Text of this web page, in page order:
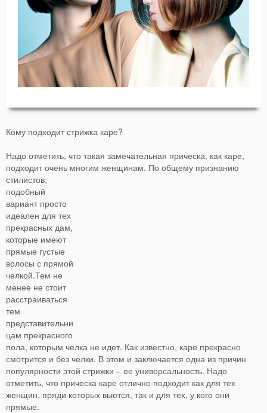
Кому подходит стрижка каре?
Надо отметить, что такая замечательная прическа, как каре,
подходит очень многим женщинам. По общему признанию
стилистов,
подобный
вариант просто
идеален для тех
прекрасных дам,
которые имеют
прямые густые
волосы с прямой
челкой.Тем не
менее не стоит
расстраиваться
тем
представительни
цам прекрасного
пола, которым челка не идет. Как известно, каре прекрасно
смотрится и без челки. В этом и заключается одна из причин
популярности этой стрижки – ее универсальность. Надо
отметить, что прическа каре отлично подходит как для тех
женщин, пряди которых вьются, так и для тех, у кого они
прямые.